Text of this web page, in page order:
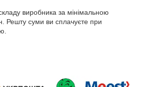
виробника за мінімальною
Решту суми ви сплачуєте при